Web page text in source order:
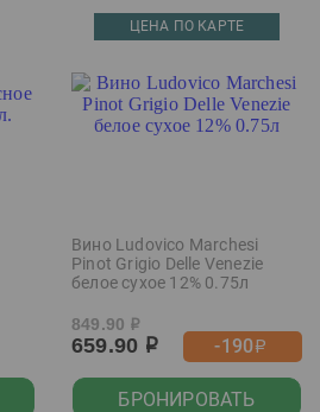
ЦЕНА ПО КАРТЕ
Вино Ludovico Marchesi
Pinot Grigio Delle Venezie
белое сухое 12% 0.75л
849.90 р
659.90 р -190р
БРОНИРОВАТЬ